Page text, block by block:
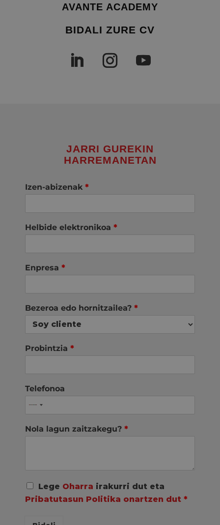
AVANTE ACADEMY
BIDALI ZURE CV
JARRI GUREKIN
HARREMANETAN
Izen-abizenak *
Helbide elektronikoa *
Enpresa *
Bezeroa edo hornitzailea? *
Probintzia *
Telefonoa
Nola lagun zaitzakegu? *
A
u
Lege Oharra irakurri dut eta
Pribatutasun Politika onartzen dut *